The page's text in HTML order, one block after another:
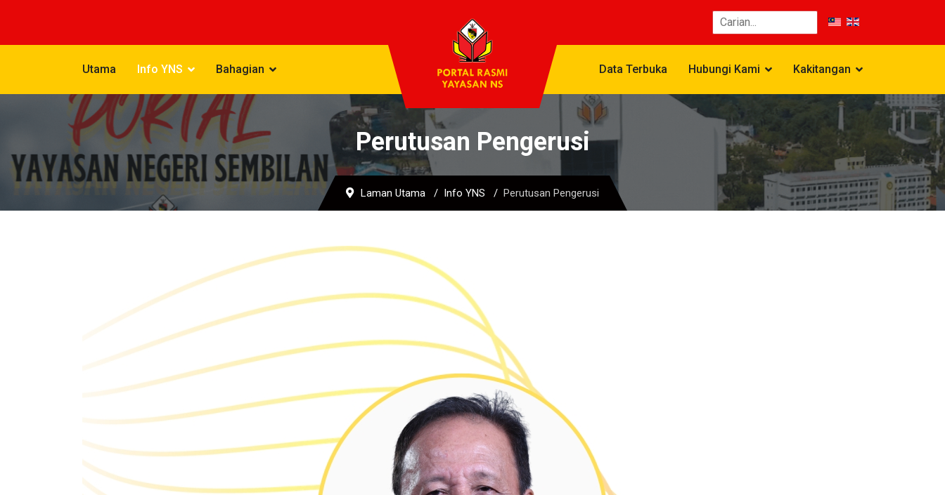
Utama Info YNS Bahagian Data Terbuka Hubungi Kami Kakitangan
Perutusan Pengerusi
Laman Utama Info YNS Perutusan Pengerusi